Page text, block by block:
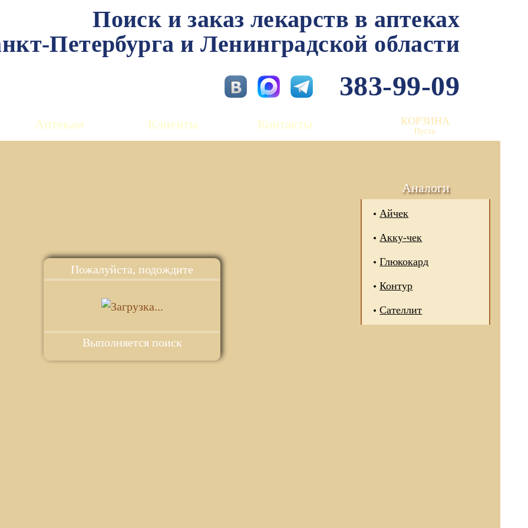
Пожалуйста, подождите
Выполняется поиск
Поиск и заказ лекарств в аптеках
Петербурга и Ленинградской области
383-99-09
Аптекам Клиенты Контакты КОРЗИНА
Пуста
Аналоги
Айчек
Акку-чек
Глюкокард
Контур
Сателлит